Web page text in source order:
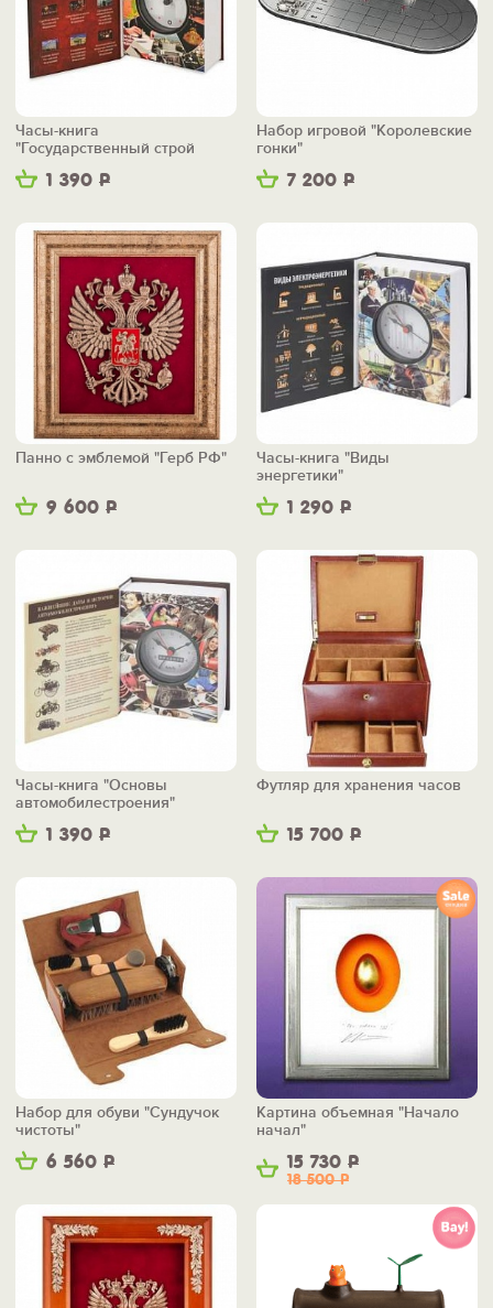
1 390 Р
Часы-книга
"Государственный строй
России"
7 200 Р
Набор игровой "Королевские
гонки"
9 600 Р
Панно с эмблемой "Герб РФ"
1 290 Р
Часы-книга "Виды
энергетики"
1 390 Р
Часы-книга "Основы
автомобилестроения"
15 700 Р
Футляр для хранения часов
6 560 Р
Набор для обуви "Сундучок
чистоты"
15 730 Р
18 500Р
Картина объемная "Начало
начал"